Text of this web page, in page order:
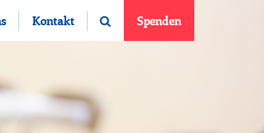
Kontakt Spenden